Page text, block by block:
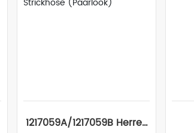
1217059A/1217059B Herren